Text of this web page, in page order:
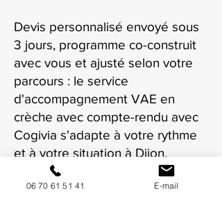
Devis personnalisé envoyé sous
3 jours, programme co-construit
avec vous et ajusté selon votre
parcours : le service
d'accompagnement VAE en
crèche avec compte-rendu avec
Cogivia s'adapte à votre rythme
et à votre situation à Dijon.
06 70 61 51 41 E-mail